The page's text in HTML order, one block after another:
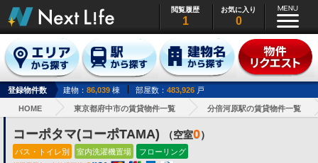
閲覧履歴
1
お気に入り
0
登録物件数 建物： 86,039 棟 部屋数： 483,926 戸
HOME 東京都府中市の賃貸物件一覧 分倍河原駅の賃貸物件一覧
コーポタマ(コーポTAMA) （空室0）
バス・トイレ別 室内洗濯機置場 フローリング